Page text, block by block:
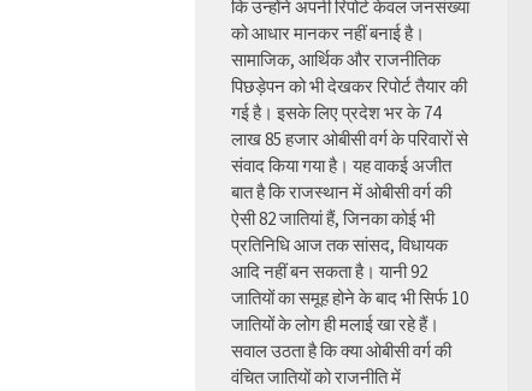
कि उन्होंने अपनी रिपोर्ट केवल जनसंख्या
को आधार मानकर नहीं बनाई है।
सामाजिक, आर्थिक और राजनीतिक
पिछड़ेपन को भी देखकर रिपोर्ट तैयार की
गई है। इसके लिए प्रदेश भर के 74
लाख 85 हजार ओबीसी वर्ग के परिवारों से
संवाद किया गया है। यह वाकई अजीत
बात है कि राजस्थान में ओबीसी वर्ग की
ऐसी 82 जातियां हैं, जिनका कोई भी
प्रतिनिधि आज तक सांसद, विधायक
आदि नहीं बन सकता है। यानी 92
जातियों का समूह होने के बाद भी सिर्फ 10
जातियों के लोग ही मलाई खा रहे हैं।
सवाल उठता है कि क्या ओबीसी वर्ग की
वंचित जातियों को राजनीति में